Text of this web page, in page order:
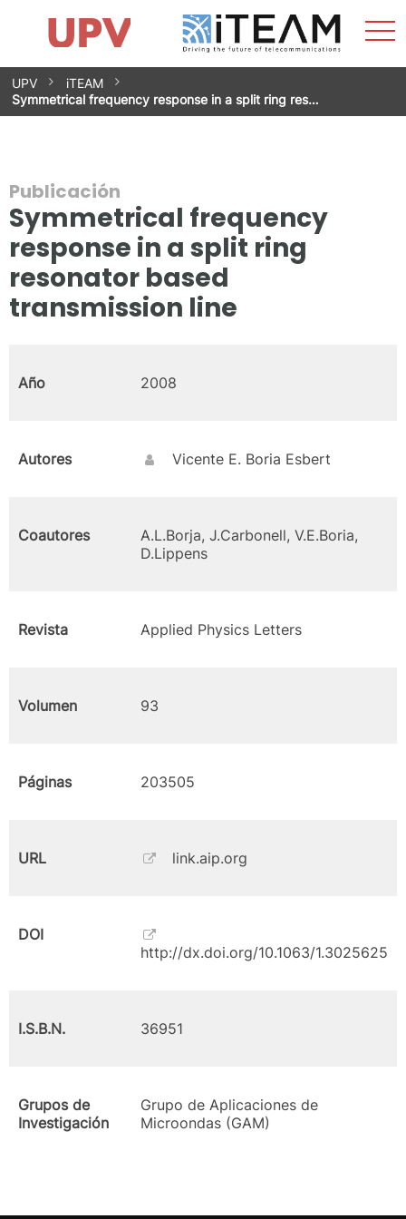
Saltar
contenido
Impacto
Grupos de investigación
Instalaciones
Spin-offs
Contacto
Prácticas
Noticias
Unidad de Igualdad
UPV
iTEAM
Symmetrical frequency response in a split ring res…
Publicación
Symmetrical frequency
response in a split ring
resonator based
transmission line
Año 2008
Autores Vicente E. Boria Esbert
Coautores
A.L.Borja, J.Carbonell, V.E.Boria,
D.Lippens
Revista Applied Physics Letters
Volumen 93
Páginas 203505
URL link.aip.org
DOI
http://dx.doi.org/10.1063/1.3025625
I.S.B.N. 36951
Grupos de
Investigación
Grupo de Aplicaciones de
Microondas (GAM)